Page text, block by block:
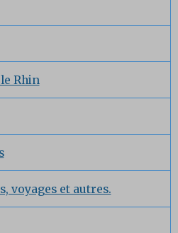
Rhin
voyages et autres.